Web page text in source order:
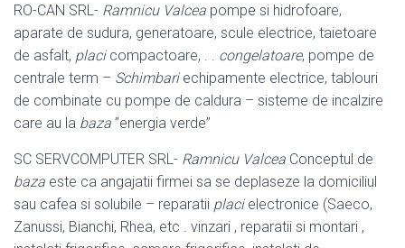
RO-CAN SRL- Ramnicu Valcea pompe si hidrofoare,
aparate de sudura, generatoare, scule electrice, taietoare
de asfalt, placicompactoare, . . congelatoare, pompe de
centrale term – Schimbariechipamente electrice, tablouri
de combinate cu pompe de caldura – sisteme de incalzire
care au la baza ”energia verde”
SC SERVCOMPUTER SRL- Ramnicu Valcea Conceptul de
baza este ca angajatii firmei sa se deplaseze la domiciliul
sau cafea si solubile – reparatii placielectronice (Saeco,
Zanussi, Bianchi, Rhea, etc . vinzari , reparatii si montari ,